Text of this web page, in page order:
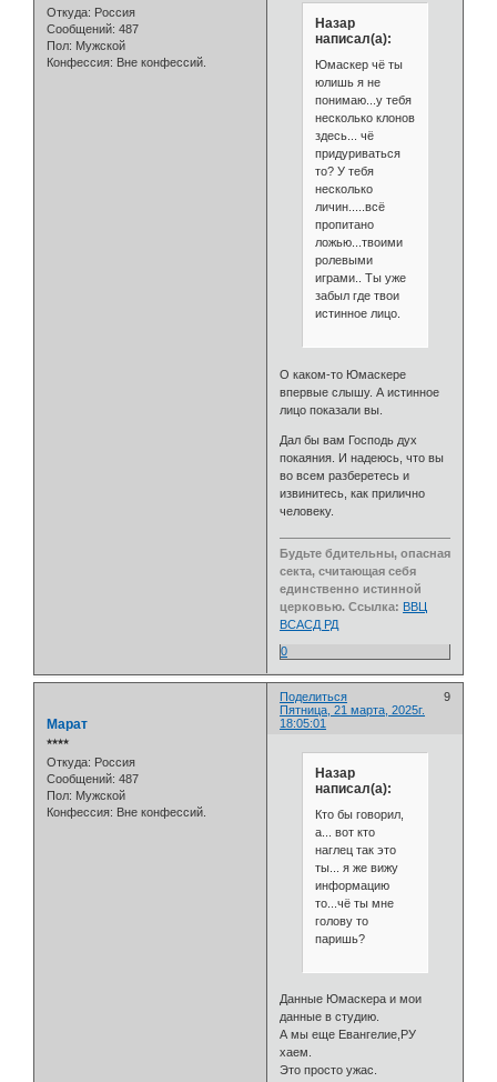
Откуда: Россия
Сообщений: 487
Пол: Мужской
Конфессия: Вне конфессий.
Назар
написал(а):
Юмаскер чё ты
юлишь я не
понимаю...у тебя
несколько клонов
здесь... чё
придуриваться
то? У тебя
несколько
личин.....всё
пропитано
ложью...твоими
ролевыми
играми.. Ты уже
забыл где твои
истинное лицо.
О каком-то Юмаскере
впервые слышу. А истинное
лицо показали вы.
Дал бы вам Господь дух
покаяния. И надеюсь, что вы
во всем разберетесь и
извинитесь, как прилично
человеку.
Будьте бдительны, опасная
секта, считающая себя
единственно истинной
церковью. Ссылка: ВВЦ
ВСАСД РД
0
Поделиться
9
Пятница, 21 марта, 2025г.
18:05:01
Марат
⭒⭒⭒⭒
Откуда: Россия
Сообщений: 487
Пол: Мужской
Конфессия: Вне конфессий.
Назар
написал(а):
Кто бы говорил,
а... вот кто
наглец так это
ты... я же вижу
информацию
то...чё ты мне
голову то
паришь?
Данные Юмаскера и мои
данные в студию.
А мы еще Евангелие,РУ
хаем.
Это просто ужас.